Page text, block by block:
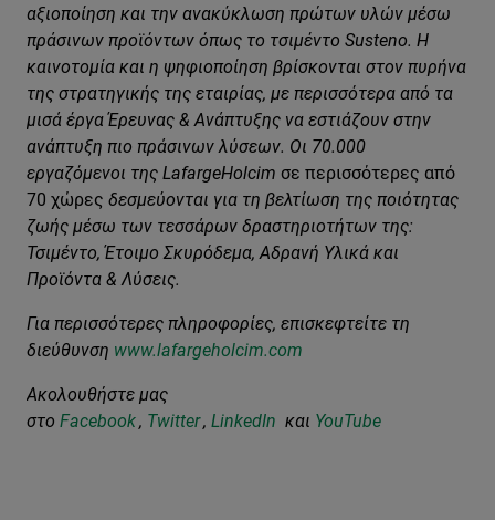
αξιοποίηση και την ανακύκλωση πρώτων υλών μέσω
πράσινων προϊόντων όπως το τσιμέντο Susteno. Η
καινοτομία και η ψηφιοποίηση βρίσκονται στον πυρήνα
της στρατηγικής της εταιρίας, με περισσότερα από τα
μισά έργα Έρευνας & Ανάπτυξης να εστιάζουν στην
ανάπτυξη πιο πράσινων λύσεων. Οι 70.000
εργαζόμενοι της LafargeHolcim σε περισσότερες από
70 χώρες δεσμεύονται για τη βελτίωση της ποιότητας
ζωής μέσω των τεσσάρων δραστηριοτήτων της:
Τσιμέντο, Έτοιμο Σκυρόδεμα, Αδρανή Υλικά και
Προϊόντα & Λύσεις.
Για περισσότερες πληροφορίες, επισκεφτείτε τη
διεύθυνση www.lafargeholcim.com
Ακολουθήστε μας
στο Facebook, Twitter,LinkedIn και YouTube